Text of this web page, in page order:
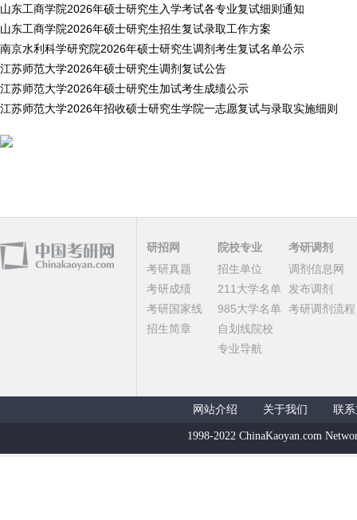
山东工商学院2026年硕士研究生入学考试各专业复试细则通知
山东工商学院2026年硕士研究生招生复试录取工作方案
南京水利科学研究院2026年硕士研究生调剂考生复试名单公示
江苏师范大学2026年硕士研究生调剂复试公告
江苏师范大学2026年硕士研究生加试考生成绩公示
江苏师范大学2026年招收硕士研究生学院一志愿复试与录取实施细则
研招网
考研真题
考研成绩
考研国家线
招生简章
院校专业
招生单位
211大学名单
985大学名单
自划线院校
专业导航
考研调剂
调剂信息网
发布调剂
考研调剂流程
网站介绍 关于我们 联
1998-2022 ChinaKaoyan.com